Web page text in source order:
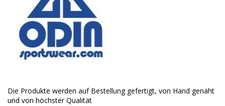
Die Produkte werden auf Bestellung gefertigt, von Hand genäht
und von höchster Qualität